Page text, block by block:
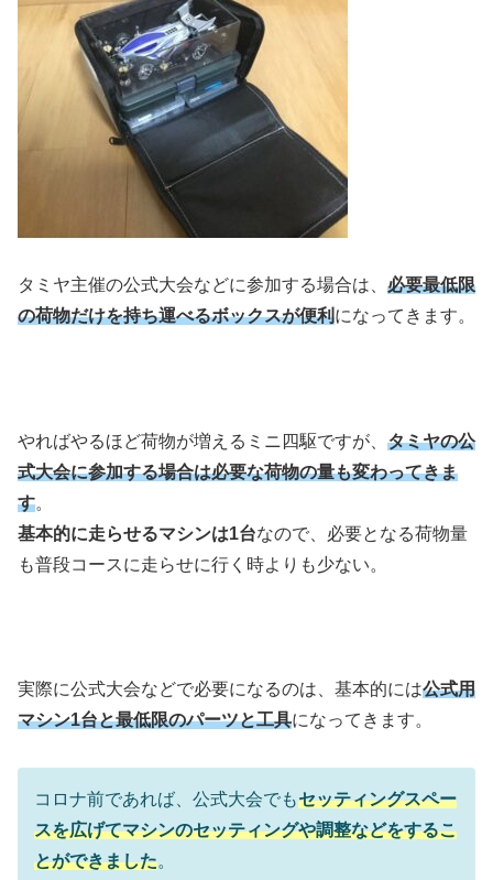
タミヤ主催の公式大会などに参加する場合は、 必要最低限
の荷物だけを持ち運べるボックスが便利になってきます。
やればやるほど荷物が増えるミニ四駆ですが、 タミヤの公
式大会に参加する場合は必要な荷物の量も変わってきま
す。
基本的に走らせるマシンは1台なので、必要となる荷物量
も普段コースに走らせに行く時よりも少ない。
実際に公式大会などで必要になるのは、基本的には公式用
マシン1台と最低限のパーツと工具になってきます。
コロナ前であれば、公式大会でもセッティングスペー
スを広げてマシンのセッティングや調整などをするこ
とができました。